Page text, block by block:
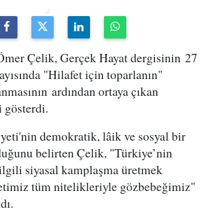
Çelik, Gerçek Hayat dergisinin 27
"Hilafet için toparlanın"
ardından ortaya çıkan
gösterdi.
demokratik, lâik ve sosyal bir
belirten Çelik, "Türkiye’nin
siyasal kamplaşma üretmek
tüm nitelikleriyle gözbebeğimiz"